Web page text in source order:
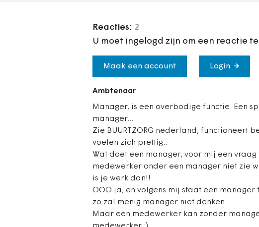
Reacties: 2
U moet ingelogd zijn om een reactie
Maak een account Login
Ambtenaar
Manager, is een overbodige functie. Een
manager...
Zie BUURTZORG nederland, functioneert
voelen zich prettig..
Wat doet een manager, voor mij een
medewerker onder een manager niet zie
is je werk dan!!
OOO ja, en volgens mij staat een
zo zal menig manager niet denken...
Maar een medewerker kan zonder